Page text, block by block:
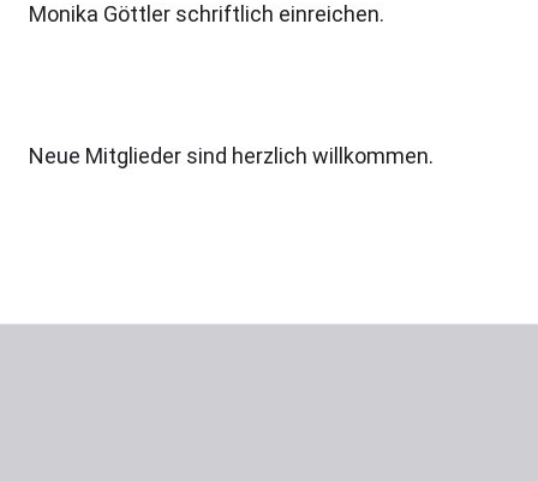
Monika Göttler schriftlich einreichen.
Neue Mitglieder sind herzlich willkommen.